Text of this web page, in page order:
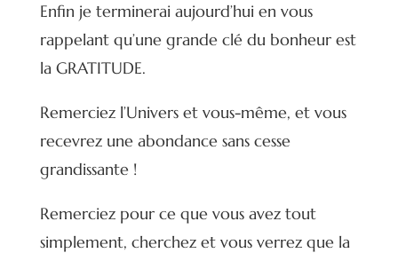
Enfin je terminerai aujourd’hui en vous
rappelant qu’une grande clé du bonheur est
la GRATITUDE.
Remerciez l’Univers et vous-même, et vous
recevrez une abondance sans cesse
grandissante !
Remerciez pour ce que vous avez tout
simplement, cherchez et vous verrez que la